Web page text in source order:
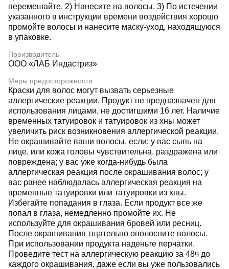
перемешайте. 2) Нанесите на волосы. 3) По истечении
указанного в инструкции времени воздействия хорошо
промойте волосы и нанесите маску-уход, находящуюся
в упаковке.
Производитель
ООО «ЛАБ Индастриз»
Меры предосторожности
Краски для волос могут вызвать серьезные
аллергические реакции. Продукт не предназначен для
использования лицами, не достигшими 16 лет. Наличие
временных татуировок и татуировок из хны может
увеличить риск возникновения аллергической реакции.
Не окрашивайте ваши волосы, если: у вас сыпь на
лице, или кожа головы чувствительна, раздражена или
повреждена; у вас уже когда-нибудь была
аллергическая реакция после окрашивания волос; у
вас ранее наблюдалась аллергическая реакция на
временные татуировки или татуировки из хны.
Избегайте попадания в глаза. Если продукт все же
попал в глаза, немедленно промойте их. Не
используйте для окрашивания бровей или ресниц.
После окрашивания тщательно ополосните волосы.
При использовании продукта наденьте перчатки.
Проведите тест на аллергическую реакцию за 48ч до
каждого окрашивания, даже если вы уже пользовались